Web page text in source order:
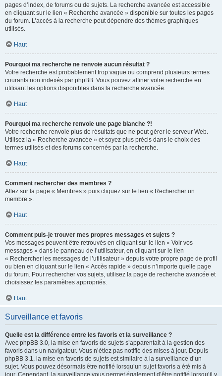
pages d’index, de forums ou de sujets. La recherche avancée est accessible
en cliquant sur le lien « Recherche avancée » disponible sur toutes les pages
du forum. L’accès à la recherche peut dépendre des thèmes graphiques
utilisés.
Haut
Pourquoi ma recherche ne renvoie aucun résultat ?
Votre recherche est probablement trop vague ou comprend plusieurs termes
courants non indexés par phpBB. Vous pouvez affiner votre recherche en
utilisant les options disponibles dans la recherche avancée.
Haut
Pourquoi ma recherche renvoie une page blanche ?!
Votre recherche renvoie plus de résultats que ne peut gérer le serveur Web.
Utilisez la « Recherche avancée » et soyez plus précis dans le choix des
termes utilisés et des forums concernés par la recherche.
Haut
Comment rechercher des membres ?
Allez sur la page « Membres » puis cliquez sur le lien « Rechercher un
membre ».
Haut
Comment puis-je trouver mes propres messages et sujets ?
Vos messages peuvent être retrouvés en cliquant sur le lien « Voir vos
messages » dans le panneau de l’utilisateur, en cliquant sur le lien
« Rechercher les messages de l’utilisateur » depuis votre propre page de profil
ou bien en cliquant sur le lien « Accès rapide » depuis n’importe quelle page
du forum. Pour rechercher vos sujets, utilisez la page de recherche avancée et
choisissez les paramètres appropriés.
Haut
Surveillance et favoris
Quelle est la différence entre les favoris et la surveillance ?
Avec phpBB 3.0, la mise en favoris de sujets s’apparentait à la gestion des
favoris dans un navigateur. Vous n’étiez pas notifié des mises à jour. Depuis
phpBB 3.1, la mise en favoris de sujets est similaire à la surveillance d’un
sujet. Vous pouvez désormais être notifié lorsqu’un sujet favoris a été mis à
jour. Cependant, la surveillance vous permet également d’être notifié lorsqu’il y